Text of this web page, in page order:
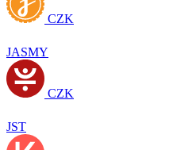
CZK
JASMY
CZK
JST